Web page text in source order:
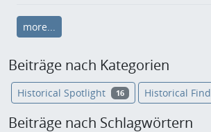
more...
Beiträge nach Kategorien
Historical Spotlight 16 Historical Find
Beiträge nach Schlagwörtern